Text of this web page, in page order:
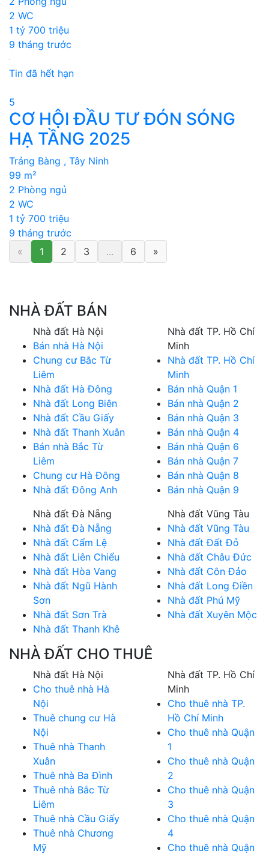
2 WC
1 tỷ 700 triệu
9 tháng trước
Tin đã hết hạn
5
CƠ HỘI ĐẦU TƯ ĐÓN SÓNG
HẠ TẦNG 2025
Trảng Bàng , Tây Ninh
99 m²
2 Phòng ngủ
2 WC
1 tỷ 700 triệu
9 tháng trước
«
1 2 3 ... 6 »
NHÀ ĐẤT BÁN
Nhà đất Hà Nội
Bán nhà Hà Nội
Chung cư Bắc Từ
Liêm
Nhà đất Hà Đông
Nhà đất Long Biên
Nhà đất Cầu Giấy
Nhà đất Thanh Xuân
Bán nhà Bắc Từ
Liêm
Chung cư Hà Đông
Nhà đất Đông Anh
Nhà đất TP. Hồ Chí
Minh
Nhà đất TP. Hồ Chí
Minh
Bán nhà Quận 1
Bán nhà Quận 2
Bán nhà Quận 3
Bán nhà Quận 4
Bán nhà Quận 6
Bán nhà Quận 7
Bán nhà Quận 8
Bán nhà Quận 9
Nhà đất Đà Nẵng
Nhà đất Đà Nẵng
Nhà đất Cẩm Lệ
Nhà đất Liên Chiểu
Nhà đất Hòa Vang
Nhà đất Ngũ Hành
Sơn
Nhà đất Sơn Trà
Nhà đất Thanh Khê
Nhà đất Vũng Tàu
Nhà đất Vũng Tàu
Nhà đất Đất Đỏ
Nhà đất Châu Đức
Nhà đất Côn Đảo
Nhà đất Long Điền
Nhà đất Phú Mỹ
Nhà đất Xuyên Mộc
NHÀ ĐẤT CHO THUÊ
Nhà đất Hà Nội
Cho thuê nhà Hà
Nội
Thuê chung cư Hà
Nội
Thuê nhà Thanh
Xuân
Thuê nhà Ba Đình
Thuê nhà Bắc Từ
Liêm
Thuê nhà Cầu Giấy
Thuê nhà Chương
Mỹ
Nhà đất TP. Hồ Chí
Minh
Cho thuê nhà TP.
Hồ Chí Minh
Cho thuê nhà Quận
1
Cho thuê nhà Quận
2
Cho thuê nhà Quận
3
Cho thuê nhà Quận
4
Cho thuê nhà Quận